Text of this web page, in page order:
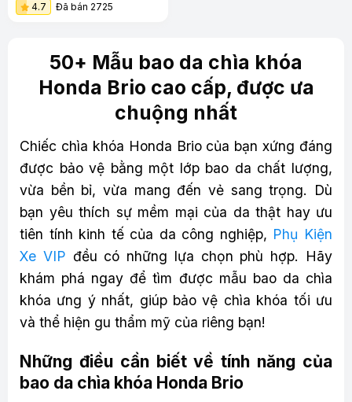
4.7 Đã bán 2725
50+ Mẫu bao da chìa khóa
Honda Brio cao cấp, được ưa
chuộng nhất
Chiếc chìa khóa Honda Brio của bạn xứng đáng
được bảo vệ bằng một lớp bao da chất lượng,
vừa bền bỉ, vừa mang đến vẻ sang trọng. Dù
bạn yêu thích sự mềm mại của da thật hay ưu
tiên tính kinh tế của da công nghiệp, Phụ Kiện
Xe VIP đều có những lựa chọn phù hợp. Hãy
khám phá ngay để tìm được mẫu bao da chìa
khóa ưng ý nhất, giúp bảo vệ chìa khóa tối ưu
và thể hiện gu thẩm mỹ của riêng bạn!
Những điều cần biết về tính năng của
bao da chìa khóa Honda Brio